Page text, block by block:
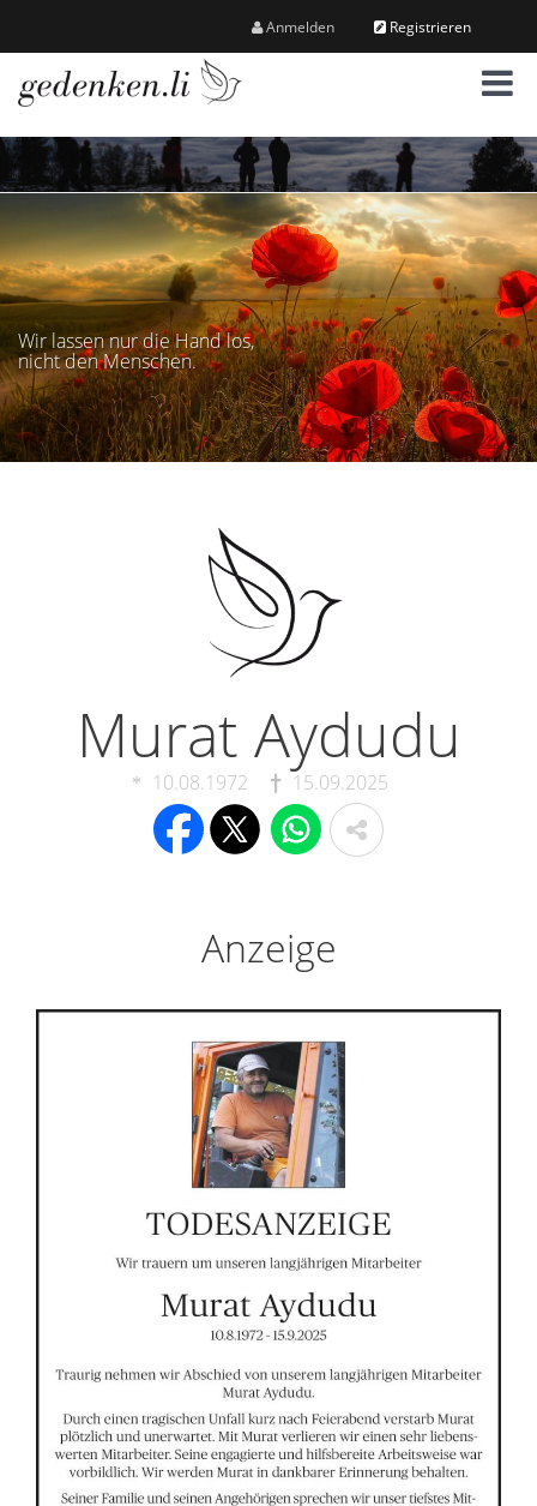
Anmelden Registrieren
M
e
n
ü
Wir lassen nur die Hand los,
nicht den Menschen.
Murat Aydudu
10.08.1972 15.09.2025
Anzeige